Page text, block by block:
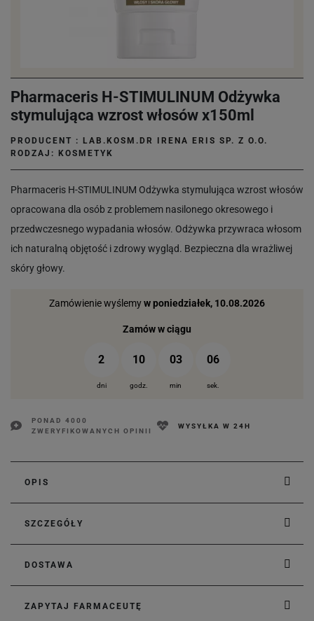
Pharmaceris H-STIMULINUM Odżywka
stymulująca wzrost włosów x150ml
PRODUCENT :
LAB.KOSM.DR IRENA ERIS SP. Z O.O.
RODZAJ: KOSMETYK
Pharmaceris H-STIMULINUM Odżywka stymulująca wzrost włosów
opracowana dla osób z problemem nasilonego okresowego i
przedwczesnego wypadania włosów. Odżywka przywraca włosom
ich naturalną objętość i zdrowy wygląd. Bezpieczna dla wrażliwej
skóry głowy.
Zamówienie wyślemyw poniedziałek, 10.08.2026
Zamów w ciągu
2 10 03 05
dni godz. min sek.
PONAD 4000
ZWERYFIKOWANYCH OPINII
WYSYŁKA W 24H
OPIS
SZCZEGÓŁY
DOSTAWA
ZAPYTAJ FARMACEUTĘ